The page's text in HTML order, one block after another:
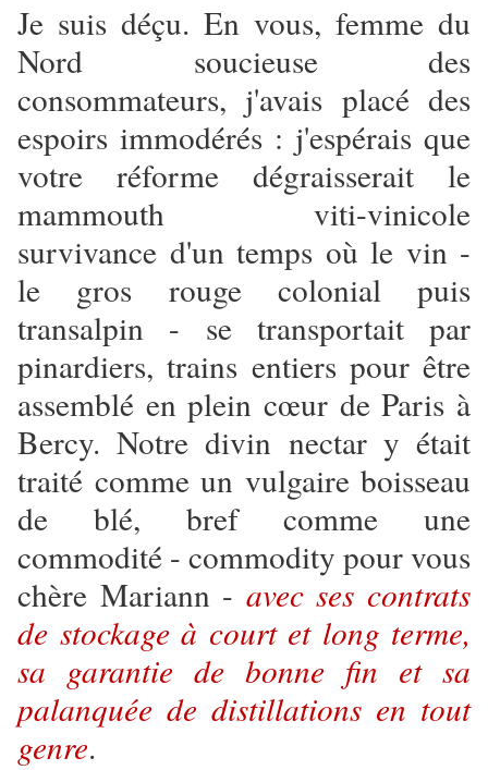
Je suis déçu. En vous, femme du
Nord soucieuse des
consommateurs, j'avais placé des
espoirs immodérés : j'espérais que
votre réforme dégraisserait le
mammouth viti-vinicole
survivance d'un temps où le vin -
le gros rouge colonial puis
transalpin - se transportait par
pinardiers, trains entiers pour être
assemblé en plein cœur de Paris à
Bercy. Notre divin nectar y était
traité comme un vulgaire boisseau
de blé, bref comme une
commodité - commodity pour vous
chère Mariann - avec ses contrats
de stockage à court et long terme,
sa garantie de bonne fin et sa
palanquée de distillations en tout
genre.